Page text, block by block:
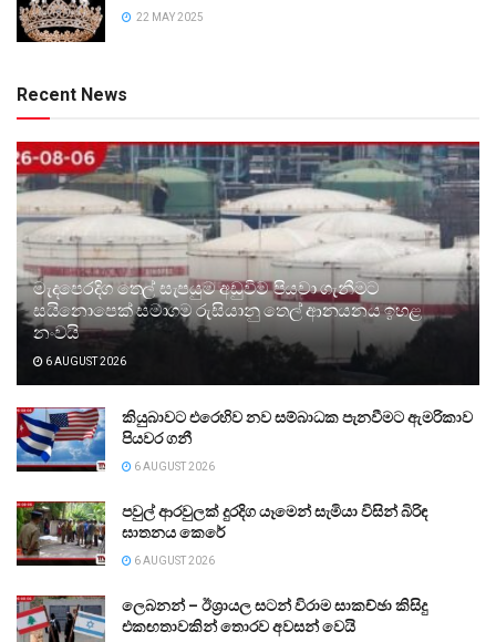
22 MAY 2025
Recent News
මැදපෙරදිග තෙල් සැපයුම අඩුවීම පියවා ගැනීමට
සයිනොපෙක් සමාගම රුසියානු තෙල් ආනයනය ඉහළ
නංවයි
6 AUGUST 2026
කියුබාවට එරෙහිව නව සම්බාධක පැනවීමට ඇමරිකාව
පියවර ගනී
6 AUGUST 2026
පවුල් ආරවුලක් දුරදිග යෑමෙන් සැමියා විසින් බිරිඳ
ඝාතනය කෙරේ
6 AUGUST 2026
ලෙබනන් – ඊශ්‍රායල සටන් විරාම සාකච්ඡා කිසිදු
එකඟතාවකින් තොරව අවසන් වෙයි